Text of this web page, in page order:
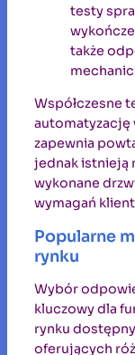
testy
także
Współczesne
zapewnia
jednak istnieją
wykonane
wymagań
Popularne
rynku
Wybór
kluczowy dla
rynku
oferujących